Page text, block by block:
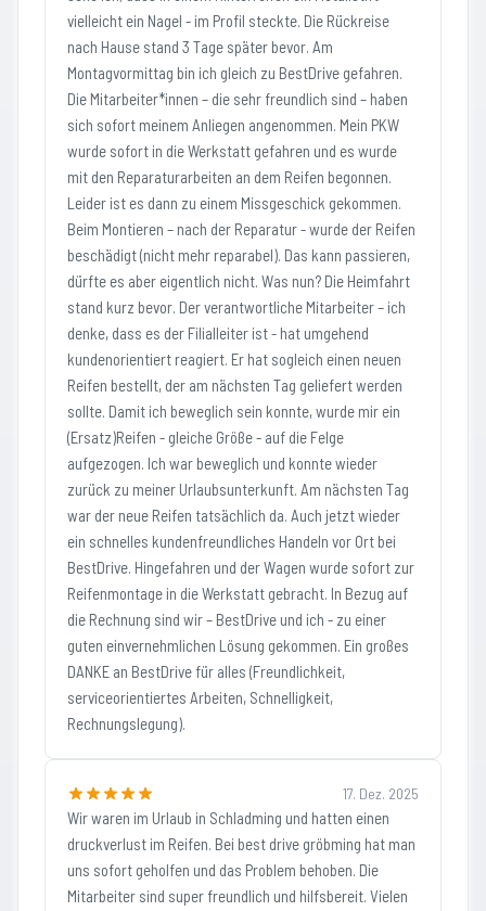
vielleicht ein Nagel - im Profil steckte. Die Rückreise
nach Hause stand 3 Tage später bevor. Am
Montagvormittag bin ich gleich zu BestDrive gefahren.
Die Mitarbeiter*innen – die sehr freundlich sind – haben
sich sofort meinem Anliegen angenommen. Mein PKW
wurde sofort in die Werkstatt gefahren und es wurde
mit den Reparaturarbeiten an dem Reifen begonnen.
Leider ist es dann zu einem Missgeschick gekommen.
Beim Montieren – nach der Reparatur - wurde der Reifen
beschädigt (nicht mehr reparabel). Das kann passieren,
dürfte es aber eigentlich nicht. Was nun? Die Heimfahrt
stand kurz bevor. Der verantwortliche Mitarbeiter – ich
denke, dass es der Filialleiter ist - hat umgehend
kundenorientiert reagiert. Er hat sogleich einen neuen
Reifen bestellt, der am nächsten Tag geliefert werden
sollte. Damit ich beweglich sein konnte, wurde mir ein
(Ersatz)Reifen - gleiche Größe - auf die Felge
aufgezogen. Ich war beweglich und konnte wieder
zurück zu meiner Urlaubsunterkunft. Am nächsten Tag
war der neue Reifen tatsächlich da. Auch jetzt wieder
ein schnelles kundenfreundliches Handeln vor Ort bei
BestDrive. Hingefahren und der Wagen wurde sofort zur
Reifenmontage in die Werkstatt gebracht. In Bezug auf
die Rechnung sind wir – BestDrive und ich - zu einer
guten einvernehmlichen Lösung gekommen. Ein großes
DANKE an BestDrive für alles (Freundlichkeit,
serviceorientiertes Arbeiten, Schnelligkeit,
Rechnungslegung).
17. Dez. 2025
Wir waren im Urlaub in Schladming und hatten einen
druckverlust im Reifen. Bei best drive gröbming hat man
uns sofort geholfen und das Problem behoben. Die
Mitarbeiter sind super freundlich und hilfsbereit. Vielen